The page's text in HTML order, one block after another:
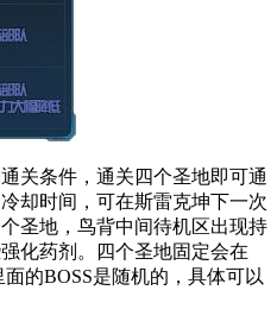
关条件，通关四个圣地即可通
却时间，可在斯雷克坤下一次
圣地，鸟背中间待机区出现持
化药剂。四个圣地固定会在
的BOSS是随机的，具体可以